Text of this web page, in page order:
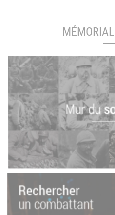
MÉMORIAL